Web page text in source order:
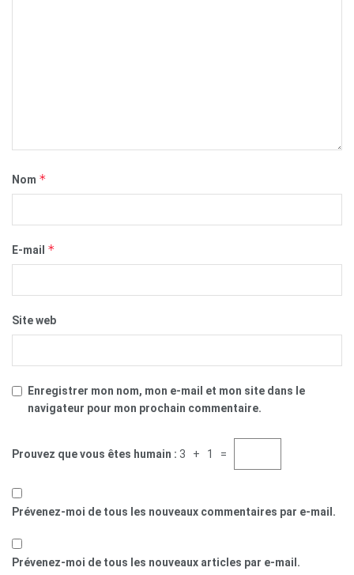
Nom *
E-mail *
Site web
Enregistrer mon nom, mon e-mail et mon site dans le
navigateur pour mon prochain commentaire.
Prouvez que vous êtes humain : 3 + 1 =
Prévenez-moi de tous les nouveaux commentaires par e-mail.
Prévenez-moi de tous les nouveaux articles par e-mail.